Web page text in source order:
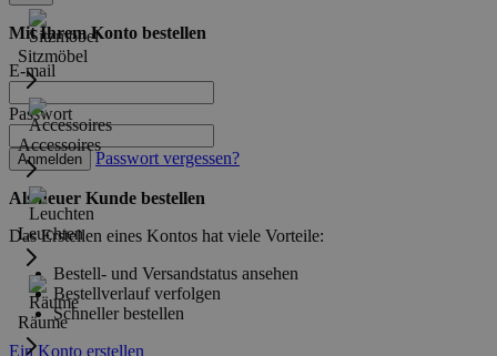
Sitzmöbel
Accessoires
Leuchten
Räume
Mit Ihrem Konto bestellen
E-mail
Passwort
Anmelden Passwort vergessen?
Als neuer Kunde bestellen
Das Erstellen eines Kontos hat viele Vorteile:
Bestell- und Versandstatus ansehen
Bestellverlauf verfolgen
Schneller bestellen
Ein Konto erstellen